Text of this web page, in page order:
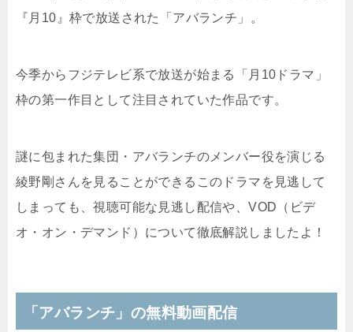
『月10』枠で放送された「アバランチ」。
今季からフジテレビ系で放送が始まる「月10ドラマ」
枠の第一作目として注目されていた作品です。
謎に包まれた集団・アバランチのメンバー役を演じる
綾野剛さんを見ることができるこのドラマを見逃して
しまっても、視聴可能な見逃し配信や、VOD（ビデ
オ・オン・デマンド）について徹底解説しましたよ！
「アバランチ」の無料動画配信